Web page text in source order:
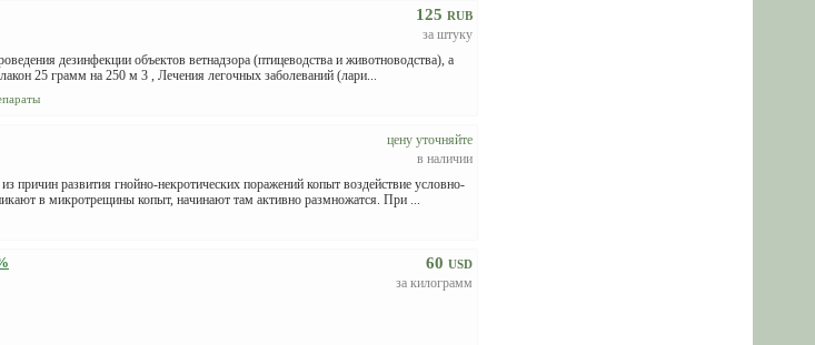
125 RUB
за штуку
дезинфекции объектов ветнадзора (птицеводства и животноводства), а
25 грамм на 250 м 3 , Лечения легочных заболеваний (лари...
цену уточняйте
в наличии
развития гнойно-некротических поражений копыт воздействие условно-
в микротрещины копыт, начинают там активно размножатся. При ...
60 USD
за килограмм